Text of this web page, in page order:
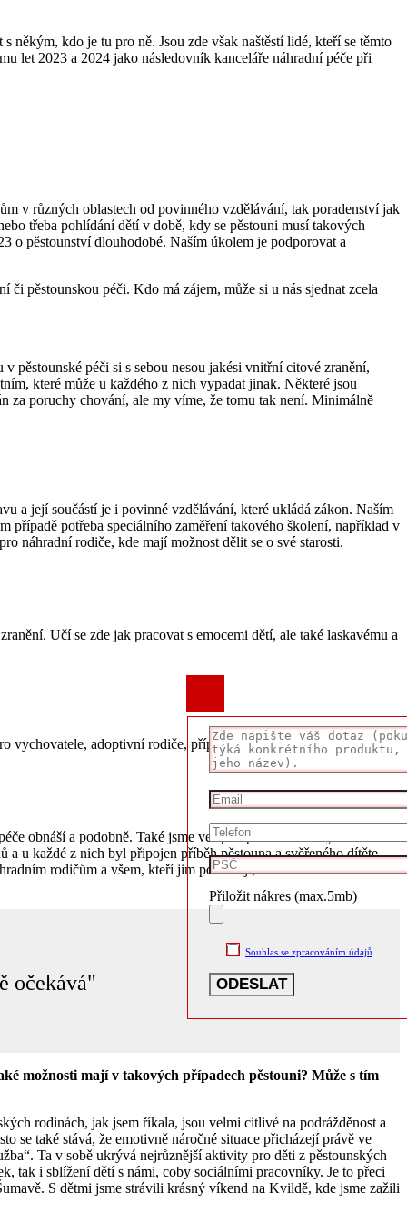
kdo je tu pro ně. Jsou zde však naštěstí lidé, kteří se těmto
let 2023 a 2024 jako následovník kanceláře náhradní péče při
v různých oblastech od povinného vzdělávání, tak poradenství jak
třeba pohlídání dětí v době, kdy se pěstouni musí takových
o pěstounství dlouhodobé. Naším úkolem je podporovat a
pěstounskou péči. Kdo má zájem, může si u nás sjednat zcela
pěstounské péči si s sebou nesou jakési vnitřní citové zranění,
které může u každého z nich vypadat jinak. Některé jsou
za poruchy chování, ale my víme, že tomu tak není. Minimálně
a její součástí je i povinné vzdělávání, které ukládá zákon. Naším
případě potřeba speciálního zaměření takového školení, například v
náhradní rodiče, kde mají možnost dělit se o své starosti.
Učí se zde jak pracovat s emocemi dětí, ale také laskavému a
vychovatele, adoptivní rodiče, případně učitele.
obnáší a podobně. Také jsme ve spolupráci s městským úřadem
u každé z nich byl připojen příběh pěstouna a svěřeného dítěte.
rodičům a všem, kteří jim pomáhají, ale také celkové
očekává"
možnosti mají v takových případech pěstouni? Může s tím
rodinách, jak jsem říkala, jsou velmi citlivé na podrážděnost a
také stává, že emotivně náročné situace přicházejí právě ve
Ta v sobě ukrývá nejrůznější aktivity pro děti z pěstounských
tak i sblížení dětí s námi, coby sociálními pracovníky. Je to přeci
S dětmi jsme strávili krásný víkend na Kvildě, kde jsme zažili
Přiložit nákres (max.5mb)
Souhlas se zpracováním údajů